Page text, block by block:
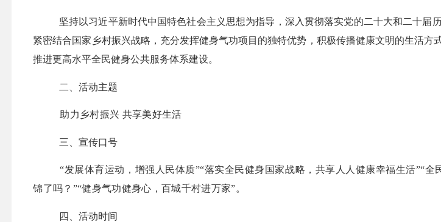
坚持以习近平新时代中国特色社会主义思想为指导，深入贯彻落实党的二十大和二十届
紧密结合国家乡村振兴战略，充分发挥健身气功项目的独特优势，积极传播健康文明的生活
推进更高水平全民健身公共服务体系建设。
二、 活动主题
助力乡村振兴 共享美好生活
三、宣传口号
“发展体育运动，增强人民体质”“落实全民健身国家战略，共享人人健康幸福生活”“全
锦了吗？ ”“健身气功健身心，百城千村进万家”。
四、活动时间